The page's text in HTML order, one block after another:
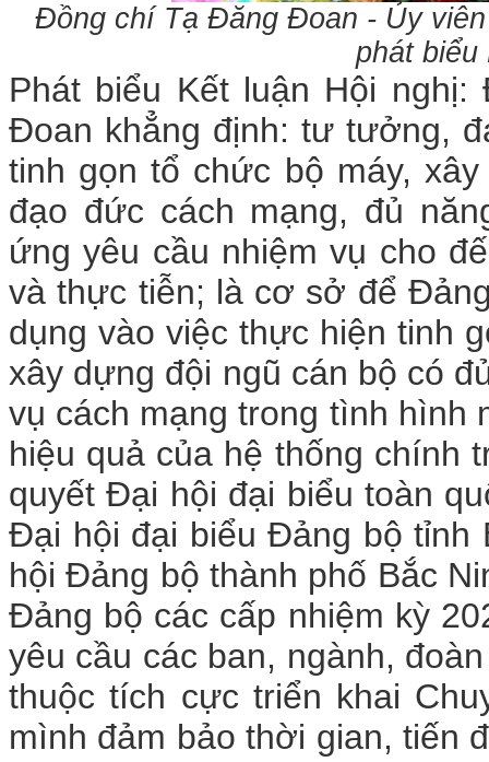
Đồng chí Tạ Đăng Đoan - Ủy
phát biểu
Phát biểu Kết luận Hội
Đoan khẳng định: tư tưởng,
tinh gọn tổ chức bộ máy,
đạo đức cách mạng, đủ
ứng yêu cầu nhiệm vụ cho
và thực tiễn; là cơ sở để
dụng vào việc thực hiện tinh
xây dựng đội ngũ cán bộ có
vụ cách mạng trong tình hình
hiệu quả của hệ thống chính
quyết Đại hội đại biểu toàn
Đại hội đại biểu Đảng bộ tỉnh
hội Đảng bộ thành phố Bắc
Đảng bộ các cấp nhiệm kỳ
yêu cầu các ban, ngành,
thuộc tích cực triển khai
mình đảm bảo thời gian, tiến